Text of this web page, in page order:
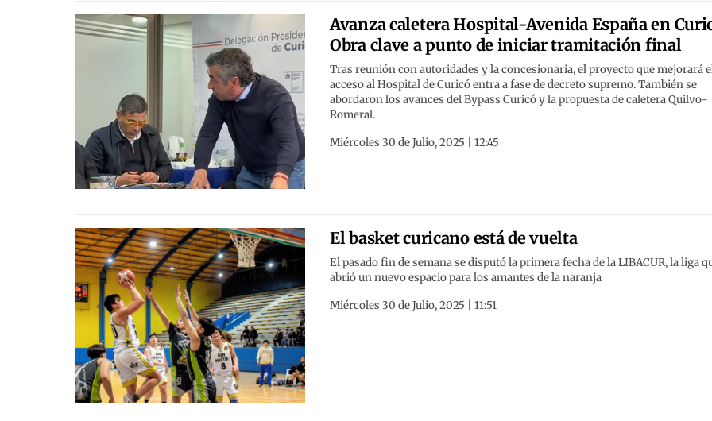
Avanza caletera Hospital-Avenida España en
Obra clave a punto de iniciar tramitación final
Tras reunión con autoridades y la concesionaria, el proyecto que mejorará
acceso al Hospital de Curicó entra a fase de decreto supremo. También se
abordaron los avances del Bypass Curicó y la propuesta de caletera Quilvo-
Romeral.
Miércoles 30 de Julio, 2025 | 12:45
El basket curicano está de vuelta
El pasado fin de semana se disputó la primera fecha de la LIBACUR, la liga
abrió un nuevo espacio para los amantes de la naranja
Miércoles 30 de Julio, 2025 | 11:51